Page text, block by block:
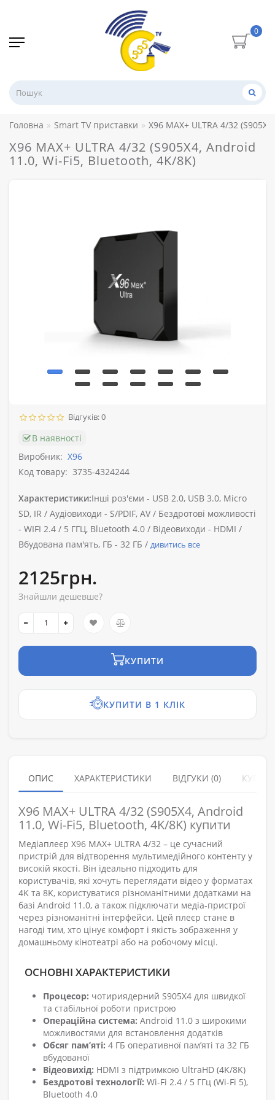
0
Головна Smart TV приставки X96 MAX+ ULTRA 4/32
X96 MAX+ ULTRA 4/32 (S905X4, Android
11.0, Wi-Fi5, Bluetooth, 4K/8K)
Відгуків: 0
В наявності
Виробник: X96
Код товару: 3735-4324244
Характеристики:Інші роз'єми - USB 2.0, USB 3.0, Micro
SD, IR / Аудіовиходи - S/PDIF, AV / Бездротові можливості
- WIFI 2.4 / 5 ГГЦ, Bluetooth 4.0 / Відеовиходи - HDMI /
Вбудована пам'ять, ГБ - 32 ГБ / дивитись все
2125грн.
Знайшли дешевше?
КУПИТИ
КУПИТИ В 1 КЛІК
ОПИС ХАРАКТЕРИСТИКИ ВІДГУКИ (0)
X96 MAX+ ULTRA 4/32 (S905X4, Android
11.0, Wi-Fi5, Bluetooth, 4K/8K) купити
Медіаплеєр X96 MAX+ ULTRA 4/32 – це сучасний
пристрій для відтворення мультимедійного контенту у
високій якості. Він ідеально підходить для
користувачів, які хочуть переглядати відео у форматах
4K та 8K, користуватися різноманітними додатками на
базі Android 11.0, а також підключати медіа-пристрої
через різноманітні інтерфейси. Цей плеєр стане в
нагоді тим, хто цінує комфорт і якість зображення у
домашньому кінотеатрі або на робочому місці.
ОСНОВНІ ХАРАКТЕРИСТИКИ
Процесор: чотириядерний S905X4 для швидкої
та стабільної роботи пристрою
Операційна система: Android 11.0 з широкими
можливостями для встановлення додатків
Обсяг пам’яті: 4 ГБ оперативної пам’яті та 32 ГБ
вбудованої
Відеовихід: HDMI з підтримкою UltraHD (4K/8K)
Бездротові технології: Wi-Fi 2.4 / 5 ГГц (Wi-Fi 5),
Bluetooth 4.0